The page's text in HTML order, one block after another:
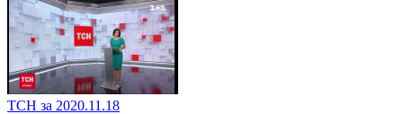
ТСН за 2020.11.18